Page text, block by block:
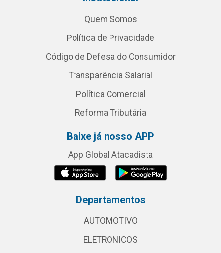
Quem Somos
Política de Privacidade
Código de Defesa do Consumidor
Transparência Salarial
Política Comercial
Reforma Tributária
Baixe já nosso APP
App Global Atacadista
Departamentos
AUTOMOTIVO
ELETRONICOS